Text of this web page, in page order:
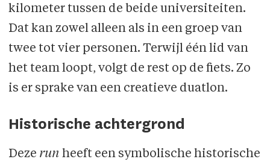
kilometer tussen de beide universiteiten.
Dat kan zowel alleen als in een groep van
twee tot vier personen. Terwijl één lid van
het team loopt, volgt de rest op de fiets. Zo
is er sprake van een creatieve duatlon.
Historische achtergrond
Deze run heeft een symbolische historische